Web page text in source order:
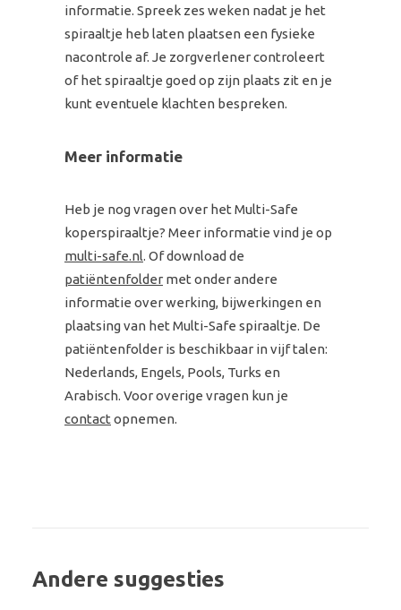
informatie. Spreek zes weken nadat je het
spiraaltje heb laten plaatsen een fysieke
nacontrole af. Je zorgverlener controleert
of het spiraaltje goed op zijn plaats zit en je
kunt eventuele klachten bespreken.
Meer informatie
Heb je nog vragen over het Multi-Safe
koperspiraaltje? Meer informatie vind je op
multi-safe.nl. Of download de
patiëntenfolder met onder andere
informatie over werking, bijwerkingen en
plaatsing van het Multi-Safe spiraaltje. De
patiëntenfolder is beschikbaar in vijf talen:
Nederlands, Engels, Pools, Turks en
Arabisch. Voor overige vragen kun je
contact opnemen.
Andere suggesties